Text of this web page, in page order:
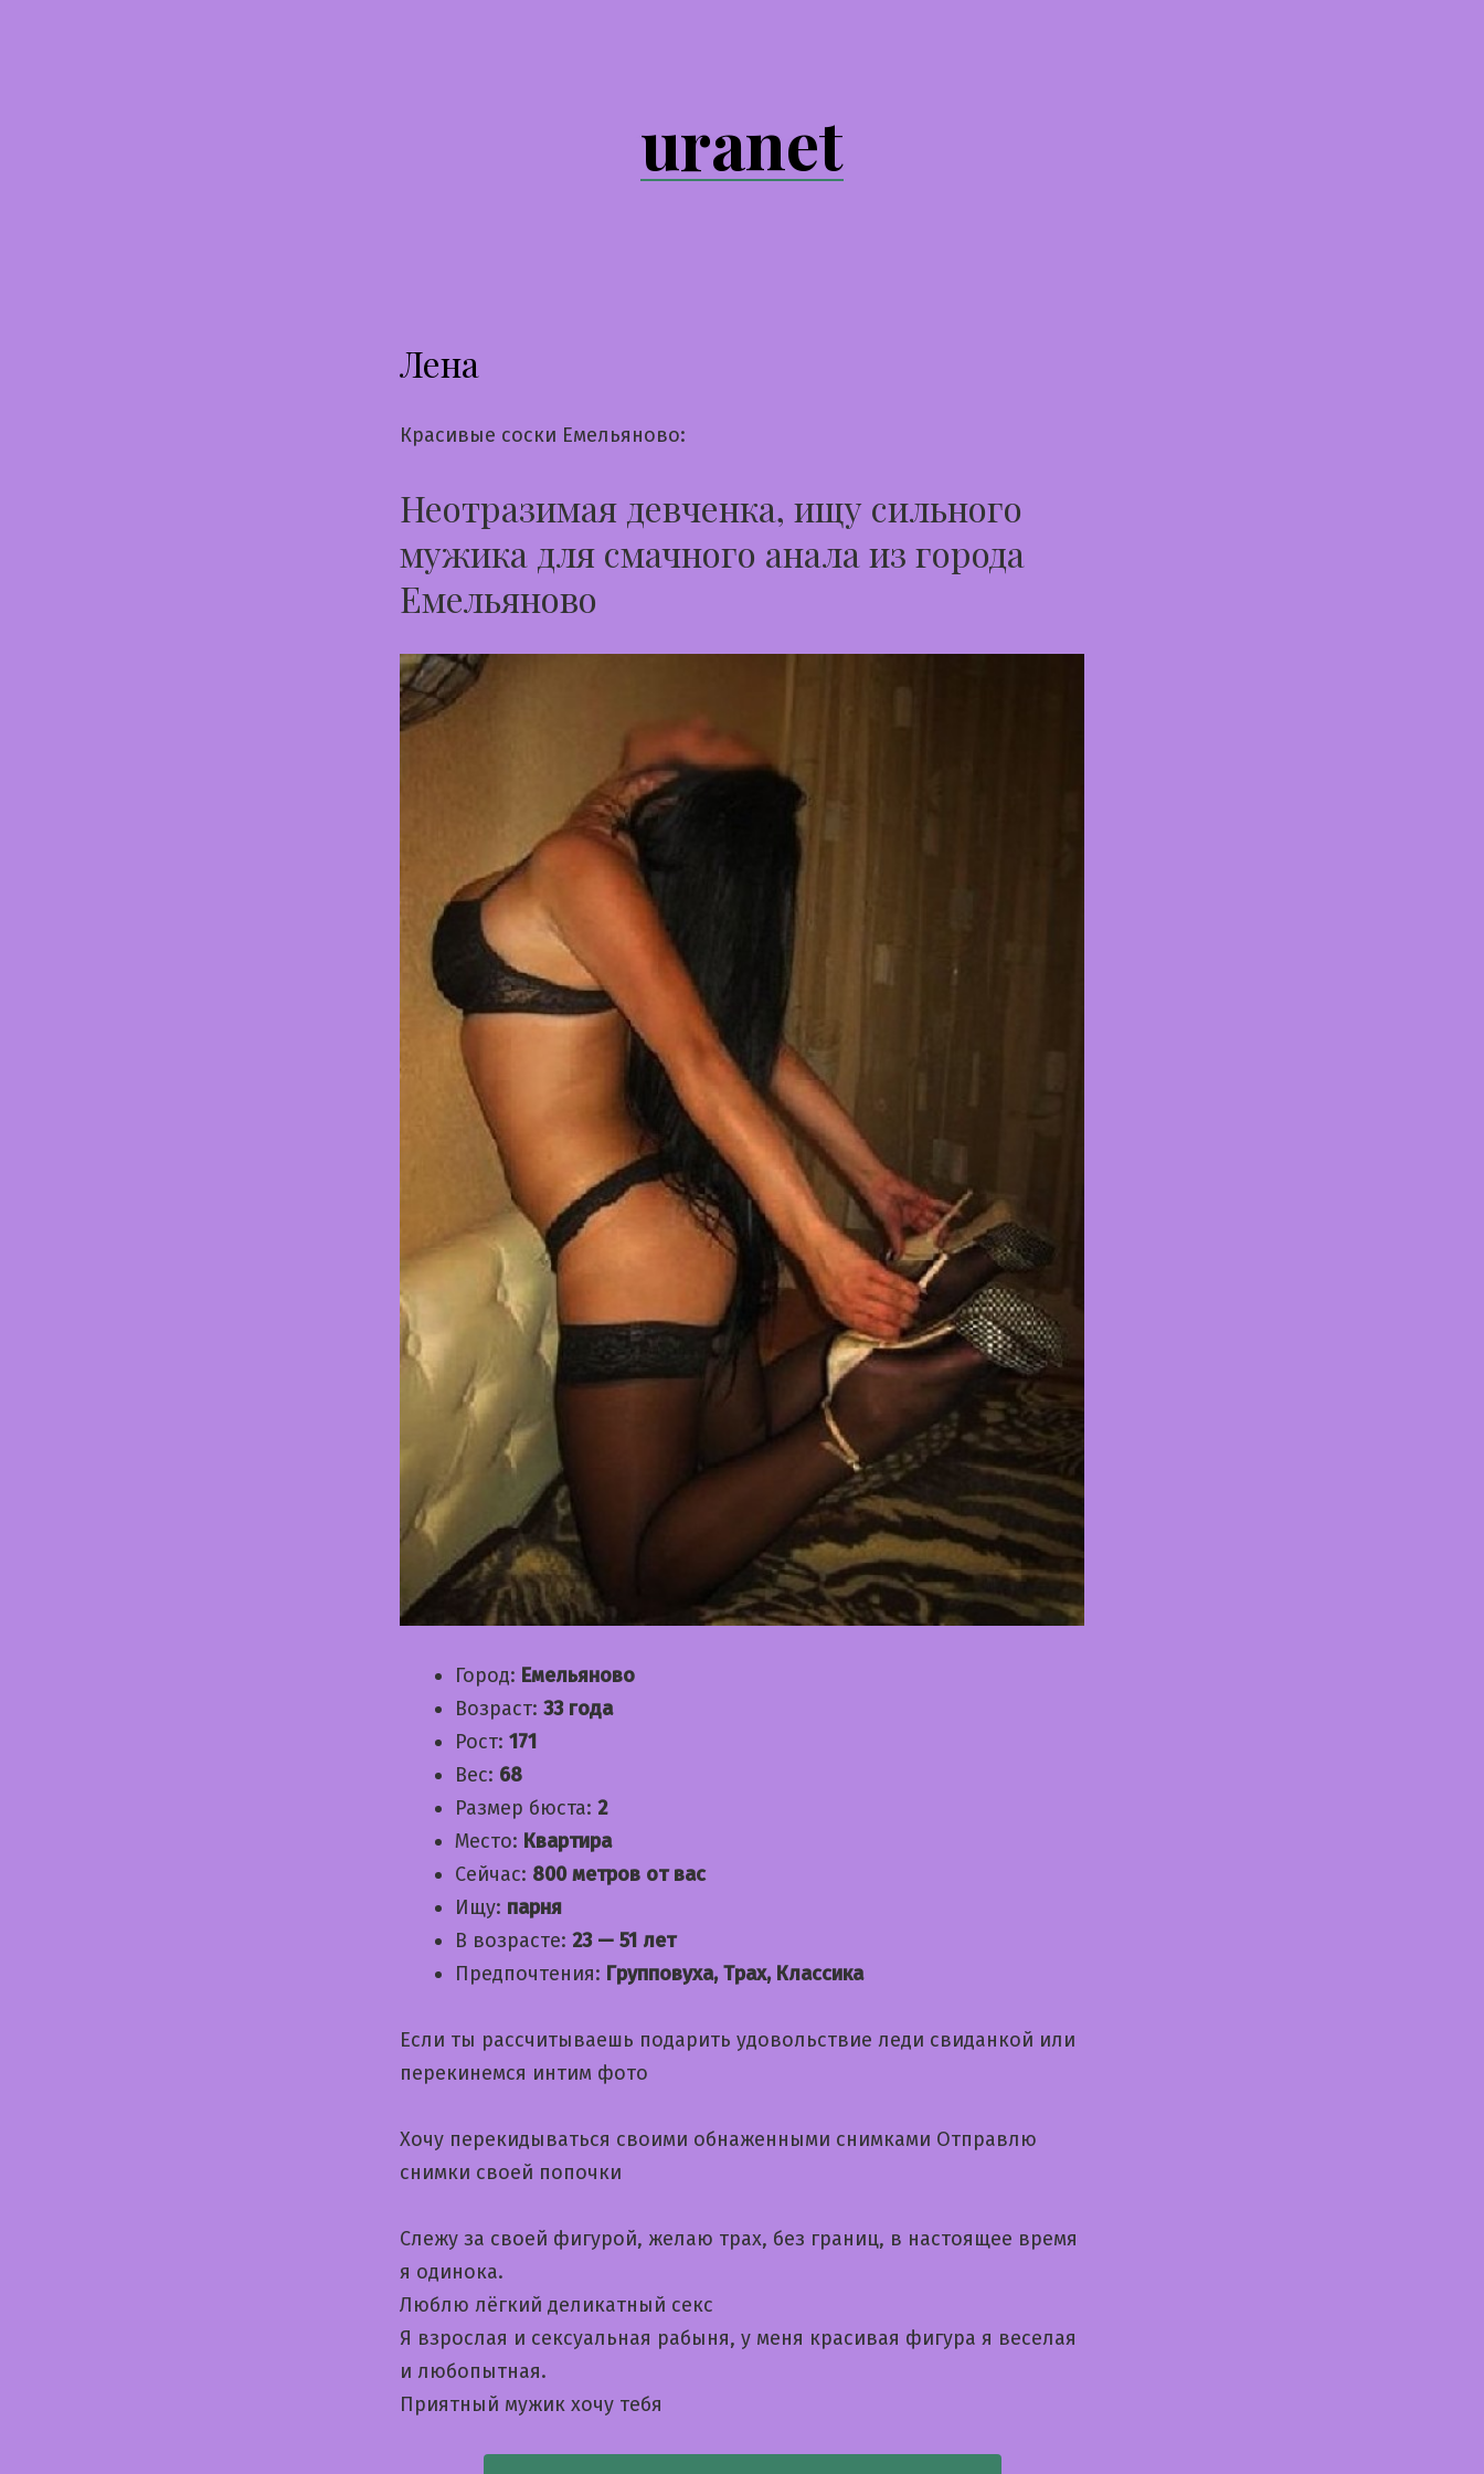
uranet
Лена
Красивые соски Емельяново:
Неотразимая девченка, ищу сильного
мужика для смачного анала из города
Емельяново
Город: Емельяново
Возраст: 33 года
Рост: 171
Вес: 68
Размер бюста: 2
Место: Квартира
Сейчас: 800 метров от вас
Ищу: парня
В возрасте: 23 — 51 лет
Предпочтения: Групповуха, Трах, Классика
Если ты рассчитываешь подарить удовольствие леди свиданкой или
перекинемся интим фото
Хочу перекидываться своими обнаженными снимками Отправлю
снимки своей попочки
Слежу за своей фигурой, желаю трах, без границ, в настоящее время
я одинока.
Люблю лёгкий деликатный секс
Я взрослая и сексуальная рабыня, у меня красивая фигура я веселая
и любопытная.
Приятный мужик хочу тебя